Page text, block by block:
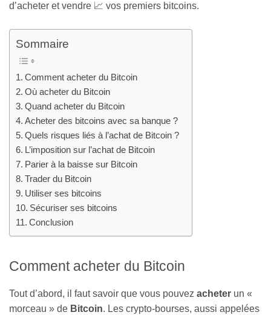
d’acheter et vendre 📈 vos premiers bitcoins.
Sommaire
Comment acheter du Bitcoin
Où acheter du Bitcoin
Quand acheter du Bitcoin
Acheter des bitcoins avec sa banque ?
Quels risques liés à l’achat de Bitcoin ?
L’imposition sur l’achat de Bitcoin
Parier à la baisse sur Bitcoin
Trader du Bitcoin
Utiliser ses bitcoins
Sécuriser ses bitcoins
Conclusion
Comment acheter du Bitcoin
Tout d’abord, il faut savoir que vous pouvez acheter un «
morceau » de Bitcoin. Les crypto-bourses, aussi appelées